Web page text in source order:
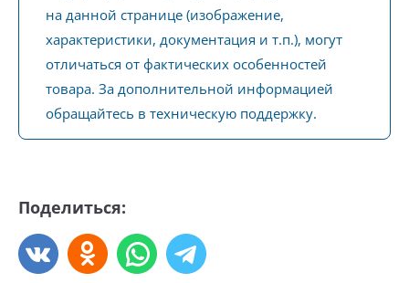
на данной странице (изображение,
характеристики, документация и т.п.), могут
отличаться от фактических особенностей
товара. За дополнительной информацией
обращайтесь в техническую поддержку.
Поделиться: